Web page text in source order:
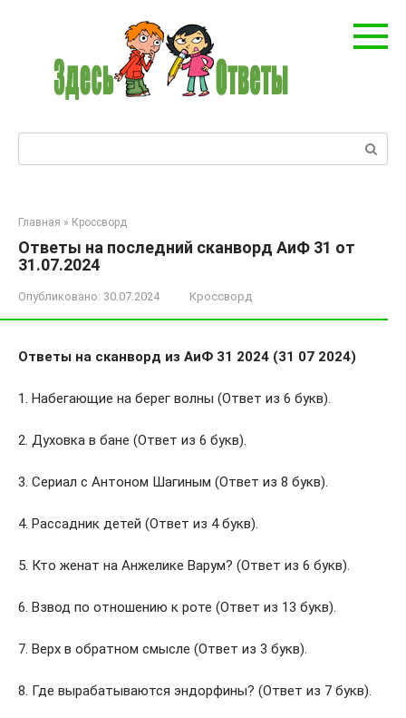
Поиск:
Главная » Кроссворд
Ответы на последний сканворд АиФ 31 от
31.07.2024
Опубликовано: 30.07.2024 Кроссворд
Ответы на сканворд из АиФ 31 2024 (31 07 2024)
1. Набегающие на берег волны (Ответ из 6 букв).
2. Духовка в бане (Ответ из 6 букв).
3. Сериал с Антоном Шагиным (Ответ из 8 букв).
4. Рассадник детей (Ответ из 4 букв).
5. Кто женат на Анжелике Варум? (Ответ из 6 букв).
6. Взвод по отношению к роте (Ответ из 13 букв).
7. Верх в обратном смысле (Ответ из 3 букв).
8. Где вырабатываются эндорфины? (Ответ из 7 букв).